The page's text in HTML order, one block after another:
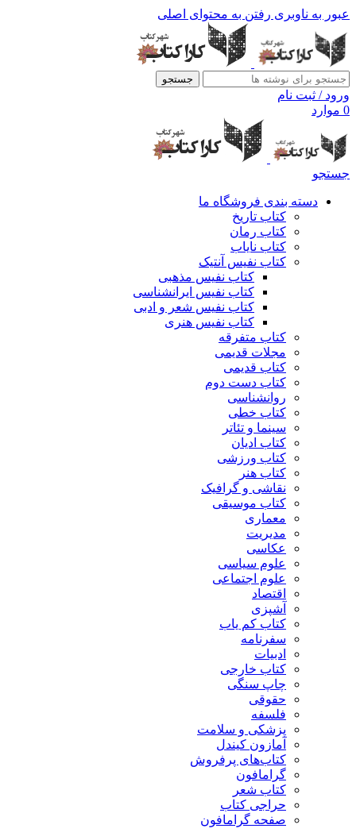
عبور به ناوبری رفتن به محتوای اصلی
جستجو
ورود / ثبت نام
0 موارد
جستجو
دسته بندی فروشگاه ما
کتاب تاریخ
کتاب رمان
کتاب نایاب
کتاب نفیس آنتیک
کتاب نفیس مذهبی
کتاب نفیس ایرانشناسی
کتاب نفیس شعر و ادبی
کتاب نفیس هنری
کتاب متفرقه
مجلات قدیمی
کتاب قدیمی
کتاب دست دوم
روانشناسی
کتاب خطی
سینما و تئاتر
کتاب ادیان
کتاب ورزشی
کتاب هنر
نقاشی و گرافیک
کتاب موسیقی
معماری
مدیریت
عکاسی
علوم سیاسی
علوم اجتماعی
اقتصاد
آشپزی
کتاب کم یاب
سفرنامه
ادبیات
کتاب خارجی
چاپ سنگی
حقوقی
فلسفه
پزشکی و سلامت
آمازون کیندل
کتاب‌های پرفروش
گرامافون
کتاب شعر
حراجی کتاب
صفحه گرامافون